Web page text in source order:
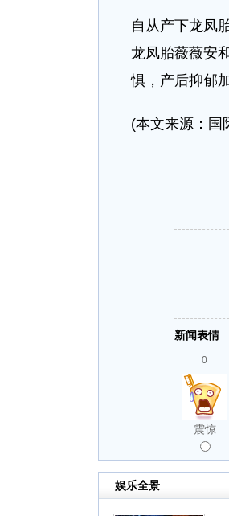
自从产下龙凤
龙凤胎薇薇安
惧，产后抑郁
(本文来源：国
新闻表情
0
震惊